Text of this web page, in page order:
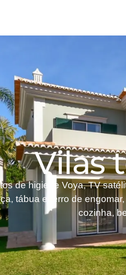
Vilas
de higiene Voya, TV
tábua e ferro de
cozinha,